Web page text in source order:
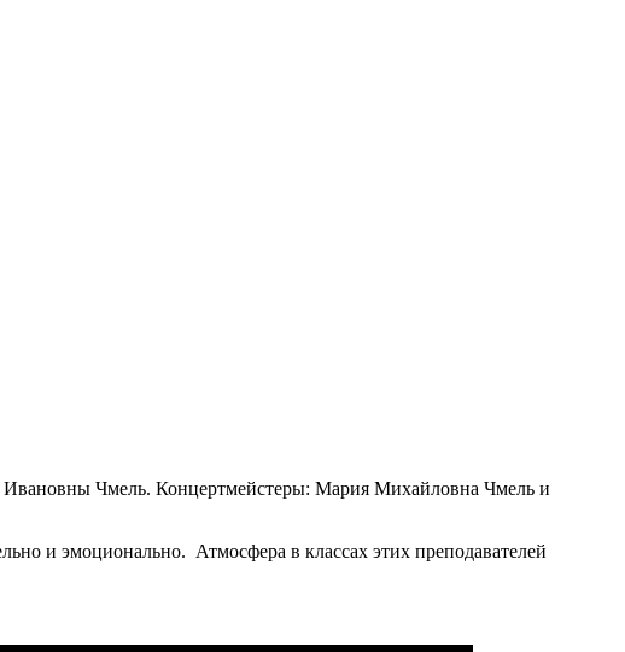
Ивановны Чмель. Концертмейстеры: Мария Михайловна Чмель и
и эмоционально. Атмосфера в классах этих преподавателей